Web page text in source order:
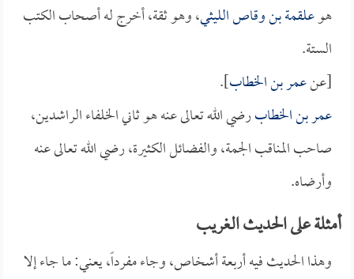
هوعلقمة بن وقاص الليثي، وهو ثقة، أخرج له أصحاب الكتب
الستة.
[عنعمر بن الخطاب].
عمر بن الخطابرضي الله تعالى عنه هو ثاني الخلفاء الراشدين،
صاحب المناقب الجمة، والفضائل الكثيرة، رضي الله تعالى عنه
وأرضاه.
أمثلة على الحديث الغريب
وهذا الحديث فيه أربعة أشخاص، وجاء مفرداً، يعني: ما جاء إلا